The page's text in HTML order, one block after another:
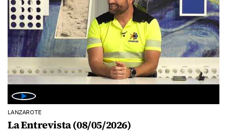
LANZAROTE
La Entrevista (08/05/2026)